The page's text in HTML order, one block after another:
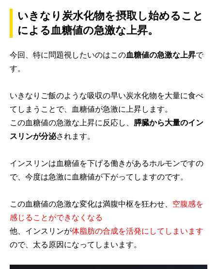
いきなり炭水化物を摂取し始めること
による血糖値の急激な上昇。
今回、特に問題視したいのはこの血糖値の急激な上昇で
す。
いきなりご飯のような吸収の早い炭水化物を大量に食べ
てしまうことで、血糖値が急激に上昇します。
この血糖値の急激な上昇に反応し、 膵臓から大量のイン
スリンが分泌されます。
インスリンは血糖値を下げる働きがあるホルモンですの
で、今度は急激に血糖値が下がってしますのです。
この血糖値の急激な変化は満腹中枢を狂わせ、 空腹感を
感じることができなくなる
他、インスリンが体脂肪の合成を活発にしてしまいます
ので、太る原因になってしまいます。